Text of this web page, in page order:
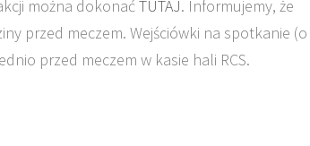
można dokonać TUTAJ. Informujemy, że
przed meczem. Wejściówki na spotkanie (o
przed meczem w kasie hali RCS.